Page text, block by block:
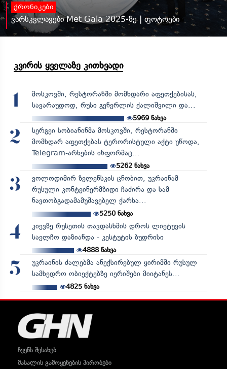
ქრონიკები
ვარსკვლავები Met Gala 2025-ზე | ფოტოები
კვირის ყველაზე კითხვადი
1
მოსკოვში, რესტორანში მომხდარი აფეთქებისას,
სავარაუდოდ, რუსი გენერლის ქალიშვილი და...
5969 ნახვა
2
სერგეი სობიანინმა მოსკოვში, რესტორანში
მომხდარ აფეთქებას ტერორისტული აქტი უწოდა,
Telegram-არხების ინფორმაც...
5262ნახვა
3
ვოლოდიმირ ზელენსკის ცნობით, უკრაინამ
რუსული კონტეინერმზიდი ჩაძირა და სამ
ნავთობგადამამუშავებელ ქარხა...
5250ნახვა
4
კიევზე რუსეთის თავდასხმის დროს ლიეტუვის
საელჩო დაზიანდა - კესტუტის ბუდრისი
4888ნახვა
5
უკრაინის ძალებმა ანექსირებულ ყირიმში რუსულ
სამხედრო ობიექტებზე იერიშები მიიტანეს...
4825ნახვა
ჩვენს შესახებ
მასალის გამოყენების პირობები